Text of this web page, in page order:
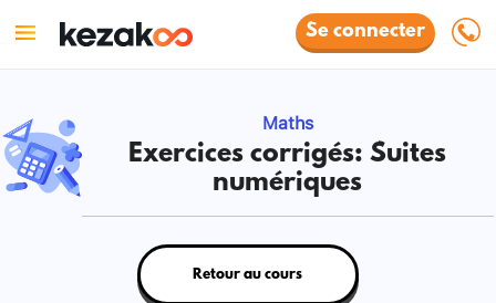
Se connecter
Maths
Exercices corrigés: Suites
numériques
Retour au cours